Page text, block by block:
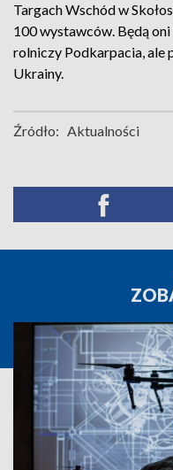
Targach Wschód w
100 wystawców. Będą
rolniczy Podkarpacia, ale
Ukrainy.
Źródło: Aktualności